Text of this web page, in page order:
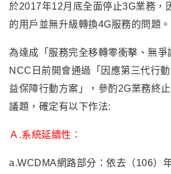
於2017年12月底全面停止3G業務，
的用戶並無升級轉換4G服務的問題。
為達成「服務完全移轉零衝擊、無爭
NCC日前開會通過「因應第三代行
益保障行動方案」，參酌2G業務終
議題，確定有以下作法:
Ａ.系統延續性：
a.WCDMA網路部分：依去（106）